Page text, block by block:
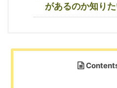
があるのか知り